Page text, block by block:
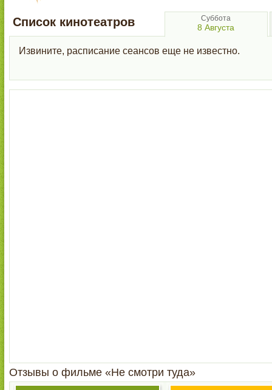
Суббота
8 Августа
Список кинотеатров
Извините, расписание сеансов еще не известно.
Отзывы о фильме «Не смотри туда»